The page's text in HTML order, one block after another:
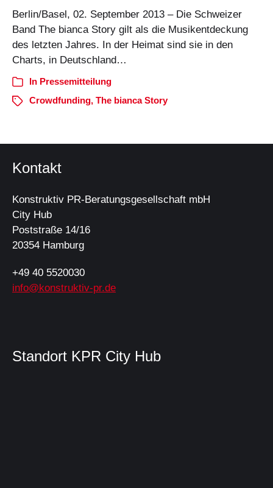
Berlin/Basel, 02. September 2013 – Die Schweizer
Band The bianca Story gilt als die Musikentdeckung
des letzten Jahres. In der Heimat sind sie in den
Charts, in Deutschland…
In Pressemitteilung
Crowdfunding, The bianca Story
Kontakt
Konstruktiv PR-Beratungsgesellschaft mbH
City Hub
Poststraße 14/16
20354 Hamburg
+49 40 5520030
info@konstruktiv-pr.de
Standort KPR City Hub